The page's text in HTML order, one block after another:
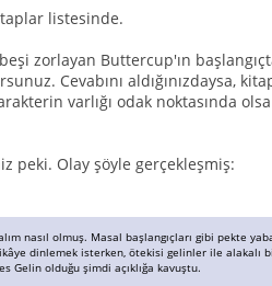
listesinde.
zorlayan Buttercup'ın
Cevabını aldığınızdaysa,
varlığı odak noktasında
peki. Olay şöyle gerçekleşmiş:
nasıl olmuş. Masal başlangıçları gibi pekte
dinlemek isterken, ötekisi gelinler ile
Gelin olduğu şimdi açıklığa kavuştu.